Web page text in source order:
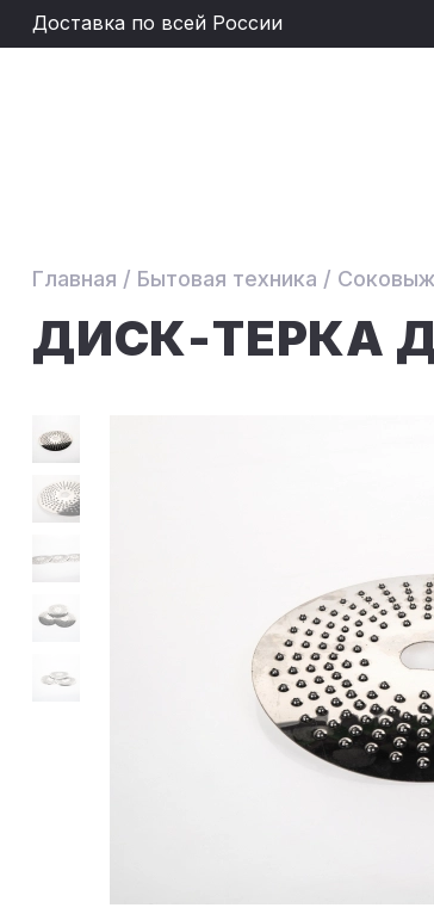
Доставка по всей России
Главная / Бытовая техника /
ДИСК-ТEРКА